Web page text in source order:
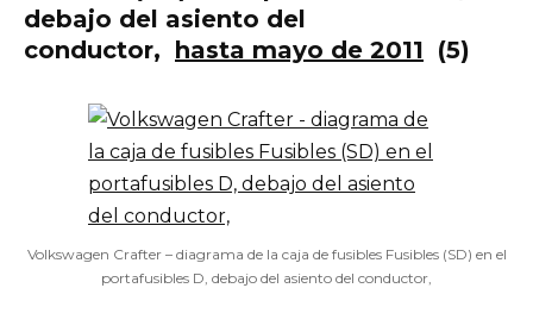
debajo del asiento del
conductor, hasta mayo de 2011 (5)
Volkswagen Crafter – diagrama de la caja de fusibles Fusibles (SD) en el
portafusibles D, debajo del asiento del conductor,